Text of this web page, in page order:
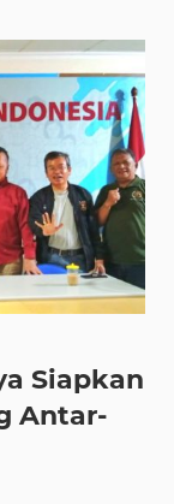
Siapkan
Antar-